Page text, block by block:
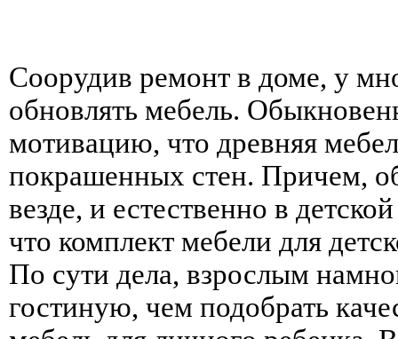
Соорудив ремонт в доме, у
обновлять мебель.
мотивацию, что древняя
покрашенных стен. Причем,
везде, и естественно в
что комплект мебели для
По сути дела, взрослым
гостиную, чем подобрать